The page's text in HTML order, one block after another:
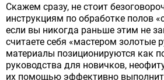
Скажем сразу, не стоит
инструкциям по обработке полов
если вы никогда раньше этим не
считаете себя «мастером золотые
материалы позиционируются как
руководства для новичков,
их помощью эффективно